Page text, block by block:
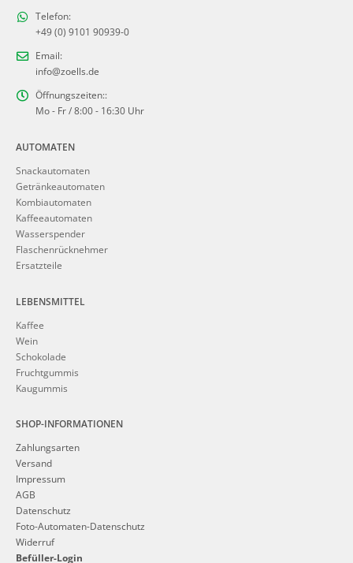
Telefon:
+49 (0) 9101 90939-0
Email:
info@zoells.de
Öffnungszeiten::
Mo - Fr / 8:00 - 16:30 Uhr
AUTOMATEN
Snackautomaten
Getränkeautomaten
Kombiautomaten
Kaffeeautomaten
Wasserspender
Flaschenrücknehmer
Ersatzteile
LEBENSMITTEL
Kaffee
Wein
Schokolade
Fruchtgummis
Kaugummis
SHOP-INFORMATIONEN
Zahlungsarten
Versand
Impressum
AGB
Datenschutz
Foto-Automaten-Datenschutz
Widerruf
Befüller-Login